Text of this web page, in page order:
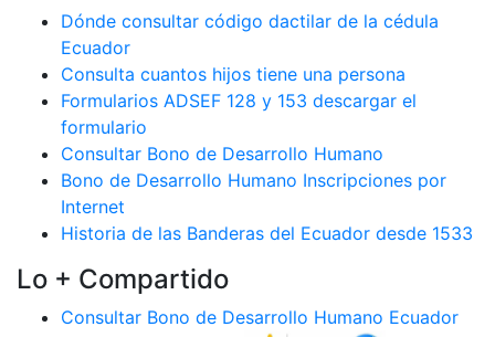
Dónde consultar código dactilar de la cédula
Ecuador
Consulta cuantos hijos tiene una persona
Formularios ADSEF 128 y 153 descargar el
formulario
Consultar Bono de Desarrollo Humano
Bono de Desarrollo Humano Inscripciones por
Internet
Historia de las Banderas del Ecuador desde 1533
Lo + Compartido
Consultar Bono de Desarrollo Humano Ecuador